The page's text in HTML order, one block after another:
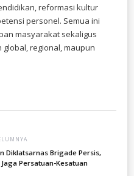
reformasi kultur
personel. Semua ini
masyarakat sekaligus
regional, maupun
Diklatsarnas Brigade Persis,
Persatuan-Kesatuan